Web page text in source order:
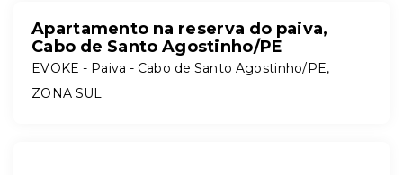
Apartamento na reserva do paiva,
Cabo de Santo Agostinho/PE
EVOKE - Paiva - Cabo de Santo Agostinho/PE,
ZONA SUL